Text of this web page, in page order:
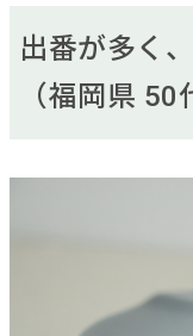
出番が多く
（福岡県 50